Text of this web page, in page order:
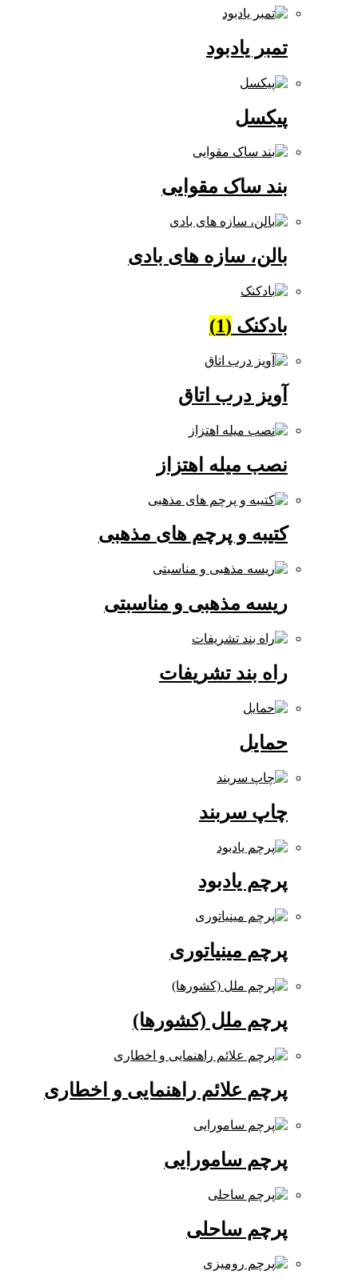
تمبر یادبود
بند ساک مقوایی
بالن، سازه های بادی
آویز درب اتاق
نصب میله اهتزاز
کتیبه و پرچم های مذهبی
ریسه مذهبی و مناسبتی
راه بند تشریفات
چاپ سربند
پرچم یادبود
پرچم مینیاتوری
پرچم ملل (کشورها)
پرچم علائم راهنمایی و اخطاری
پرچم سامورایی
پرچم ساحلی